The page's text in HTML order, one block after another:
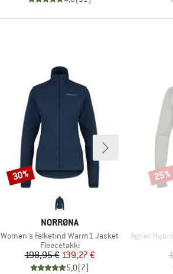
MERKKI
NORRØNA
Tuote
Women's Falketind Warm1 Jacket
Tuoteryhmä
Fleecetakki
Hinta
198,95 €Alennettu hinta
139,27 €
5,0(7)
Alennus
30%
Tuote
Agner Hybrid
25%